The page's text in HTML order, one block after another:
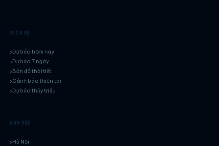
DỊCH VỤ
Dự báo hôm nay
Dự báo 7 ngày
Bản đồ thời tiết
Cảnh báo thiên tai
Dự báo thủy triều
KHU VỰC
Hà Nội